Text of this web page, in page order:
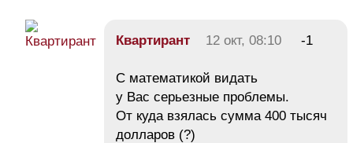
Квартирант 12 окт, 08:10 -1
С математикой видать
у Вас серьезные проблемы.
От куда взялась сумма 400 тысяч
долларов (?)